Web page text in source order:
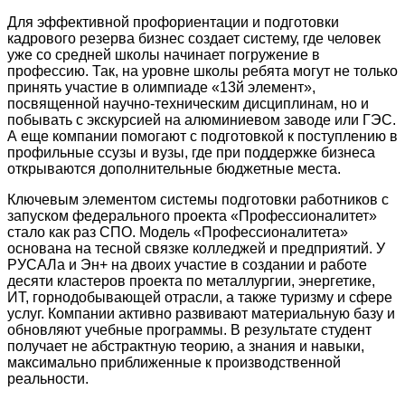
Для эффективной профориентации и подготовки
кадрового резерва бизнес создает систему, где человек
уже со средней школы начинает погружение в
профессию. Так, на уровне школы ребята могут не только
принять участие в олимпиаде «13й элемент»,
посвященной научно-техническим дисциплинам, но и
побывать с экскурсией на алюминиевом заводе или ГЭС.
А еще компании помогают с подготовкой к поступлению в
профильные ссузы и вузы, где при поддержке бизнеса
открываются дополнительные бюджетные места.
Ключевым элементом системы подготовки работников с
запуском федерального проекта «Профессионалитет»
стало как раз СПО. Модель «Профессионалитета»
основана на тесной связке колледжей и предприятий. У
РУСАЛа и Эн+ на двоих участие в создании и работе
десяти кластеров проекта по металлургии, энергетике,
ИТ, горнодобывающей отрасли, а также туризму и сфере
услуг. Компании активно развивают материальную базу и
обновляют учебные программы. В результате студент
получает не абстрактную теорию, а знания и навыки,
максимально приближенные к производственной
реальности.